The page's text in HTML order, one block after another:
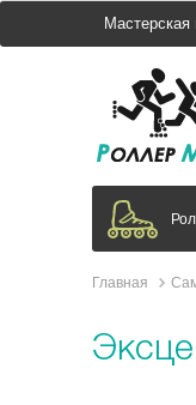
Мастерская
Главная